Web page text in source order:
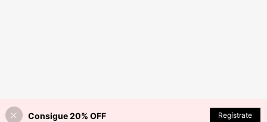
Consigue 20% OFF Regístrate